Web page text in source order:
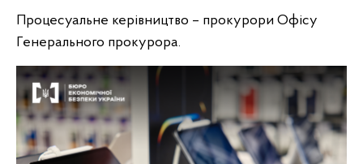
Процесуальне керівництво – прокурори Офісу
Генерального прокурора.